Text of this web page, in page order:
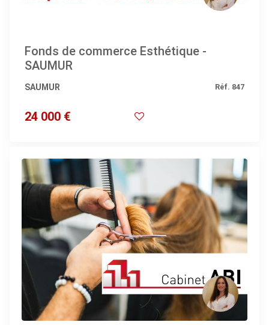
Fonds de commerce Esthétique -
SAUMUR
SAUMUR Réf. 847
24 000 €